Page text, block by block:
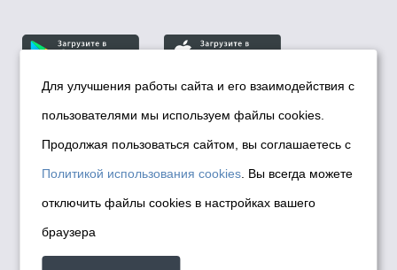
© Департамент информационной политики мэрии
города Новосибирска, 2026
Политика использования Cookies
Политика по обработке персональных
данных в информационных системах
мэрии города Новосибирска
Для улучшения работы сайта и его взаимодействия с
пользователями мы используем файлы cookies.
Продолжая пользоваться сайтом, вы соглашаетесь с
Политикой использования cookies . Вы всегда можете
отключить файлы cookies в настройках вашего
браузера